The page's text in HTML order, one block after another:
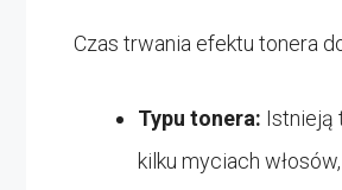
Czas trwania efektu tonera
Typu tonera: Istnieją
kilku myciach